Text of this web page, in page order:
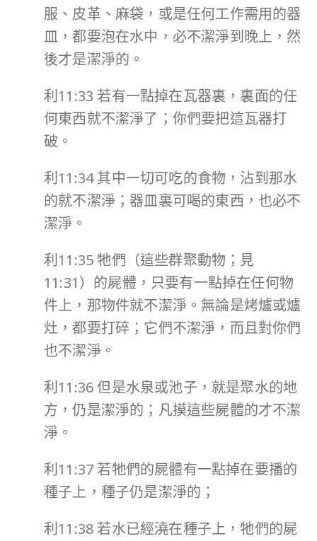
服、皮革、麻袋，或是任何工作需用的器
皿，都要泡在水中，必不潔淨到晚上，然
後才是潔淨的。
利11:33 若有一點掉在瓦器裏，裏面的任
何東西就不潔淨了；你們要把這瓦器打
破。
利11:34 其中一切可吃的食物，沾到那水
的就不潔淨；器皿裏可喝的東西，也必不
潔淨。
利11:35 牠們（這些群聚動物；見
11:31）的屍體，只要有一點掉在任何物
件上，那物件就不潔淨。無論是烤爐或爐
灶，都要打碎；它們不潔淨，而且對你們
也不潔淨。
利11:36 但是水泉或池子，就是聚水的地
方，仍是潔淨的；凡摸這些屍體的才不潔
淨。
利11:37 若牠們的屍體有一點掉在要播的
種子上，種子仍是潔淨的；
利11:38 若水已經澆在種子上，牠們的屍